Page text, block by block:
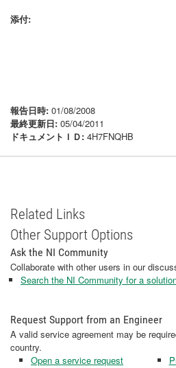
添付:
報告日時: 01/08/2008
最終更新日: 05/04/2011
ドキュメントＩＤ: 4H7FNQHB
Related Links
Other Support Options
Ask the NI Community
Collaborate with other users in our
Search the NI Community for a
Request Support from an Engineer
A valid service agreement may be
country.
Open a service request